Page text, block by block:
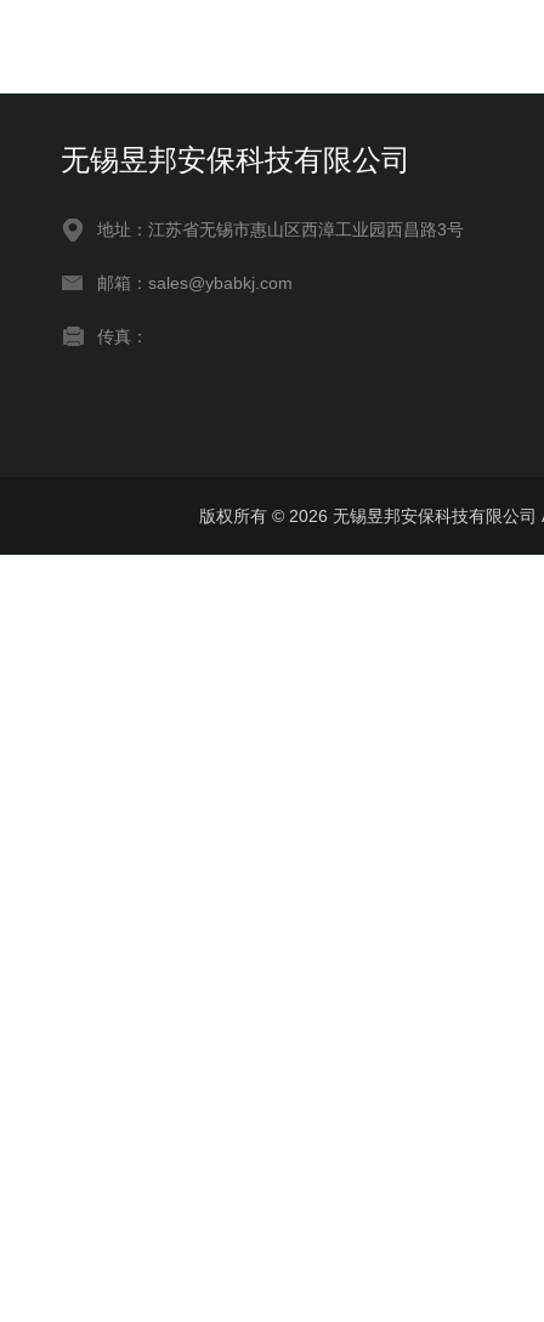
无锡昱邦安保科技有限公司
地址：江苏省无锡市惠山区西漳工业园西昌路3号
邮箱：sales@ybabkj.com
传真：
版权所有 © 2026 无锡昱邦安保科技有限